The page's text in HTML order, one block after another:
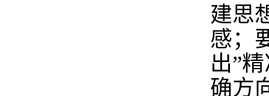
建思
感；
出”
确方